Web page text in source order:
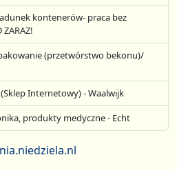
kontenerów- praca bez
(przetwórstwo bekonu)/
Internetowy) - Waalwijk
produkty medyczne - Echt